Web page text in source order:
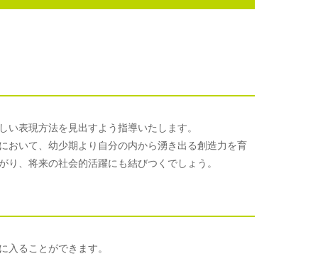
表現方法を見出すよう指導いたします。
おいて、幼少期より自分の内から湧き出る創造力を育
、将来の社会的活躍にも結びつくでしょう。
ることができます。